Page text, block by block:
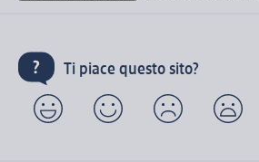
Ti piace questo sito?